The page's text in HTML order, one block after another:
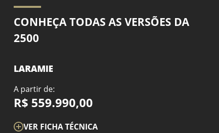
CONHEÇA TODAS AS VERSÕES DA
2500
LARAMIE
A partir de:
R$ 559.990,00
VER FICHA TÉCNICA